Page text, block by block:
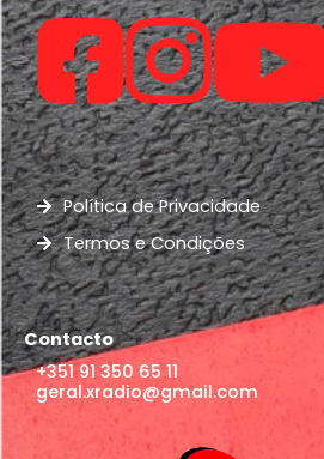
Política de Privacidade
Termos e Condições
Contacto
+351 91 350 65 11
geral.xradio@gmail.com